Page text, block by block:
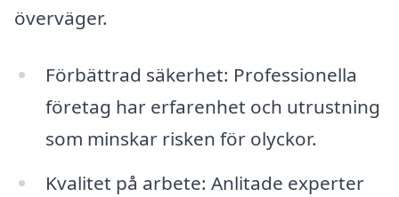
överväger.
Förbättrad säkerhet: Professionella
företag har erfarenhet och utrustning
som minskar risken för olyckor.
Kvalitet på arbete: Anlitade experter